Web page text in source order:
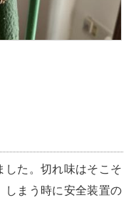
した。切れ味はそこそ
しまう時に安全装置の